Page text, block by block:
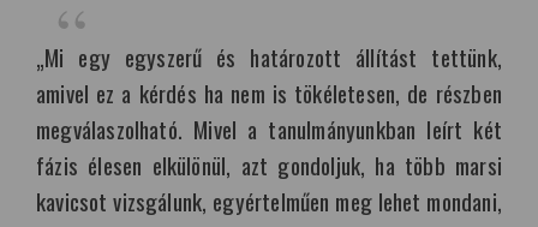
„Mi egy egyszerű és határozott állítást tettünk,
amivel ez a kérdés ha nem is tökéletesen, de részben
megválaszolható. Mivel a tanulmányunkban leírt két
fázis élesen elkülönül, azt gondoljuk, ha több marsi
kavicsot vizsgálunk, egyértelműen meg lehet mondani,